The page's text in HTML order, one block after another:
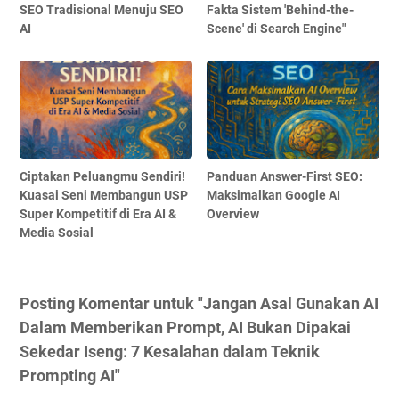
SEO Tradisional Menuju SEO
AI
Fakta Sistem 'Behind-the-
Scene' di Search Engine"
Ciptakan Peluangmu Sendiri!
Kuasai Seni Membangun USP
Super Kompetitif di Era AI &
Media Sosial
Panduan Answer-First SEO:
Maksimalkan Google AI
Overview
Posting Komentar untuk "Jangan Asal Gunakan AI
Dalam Memberikan Prompt, AI Bukan Dipakai
Sekedar Iseng: 7 Kesalahan dalam Teknik
Prompting AI"